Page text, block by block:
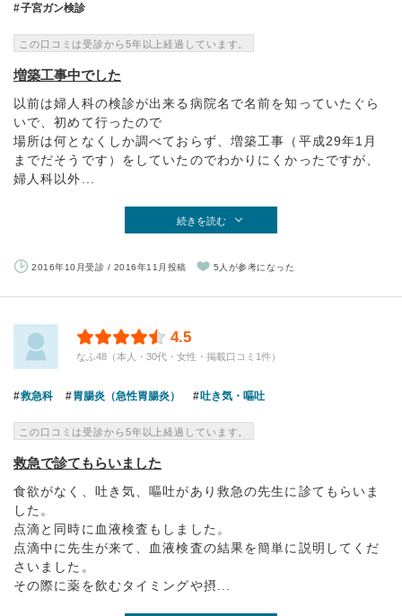
子宮ガン検診
この口コミは受診から5年以上経過しています。
増築工事中でした
以前は婦人科の検診が出来る病院名で名前を知っていたぐら
いで、初めて行ったので
場所は何となくしか調べておらず、増築工事（平成29年1月
までだそうです）をしていたのでわかりにくかったですが、
婦人科以外...
続きを読む
2016年10月受診 / 2016年11月投稿 5人が参考になった
4.5
なふ48（本人・30代・女性・掲載口コミ1件）
救急科 胃腸炎（急性胃腸炎） 吐き気・嘔吐
この口コミは受診から5年以上経過しています。
救急で診てもらいました
食欲がなく、吐き気、嘔吐があり救急の先生に診てもらいま
した。
点滴と同時に血液検査もしました。
点滴中に先生が来て、血液検査の結果を簡単に説明してくだ
さいました。
その際に薬を飲むタイミングや摂...